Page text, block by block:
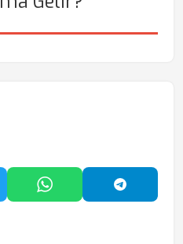
Paylaş
WhatsApp'ta Paylaş